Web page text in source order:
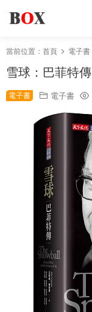
當前位置： 首頁 電子書
雪球：巴菲特傳
電子書 電子書